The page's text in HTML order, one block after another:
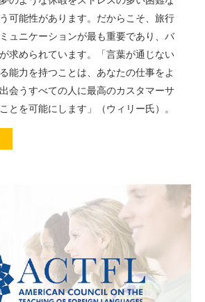
可能性があります。だからこそ、旅行
ュニケーションが最も重要であり、バ
求められています。「言葉が通じない
能力を持つことは、あなたの仕事をよ
会うすべての人に最高のカスタマーサ
とを可能にします」（ウィリー氏）。